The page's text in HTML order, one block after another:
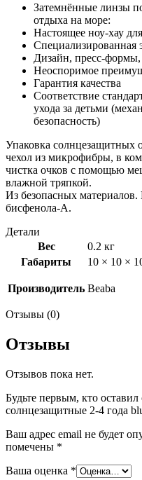
Затемнённые линзы
отдыха на море:
Настоящее ноу-хау
Специализированная
Дизайн, пресс-формы,
Неоспоримое
Гарантия качества
Соответствие
ухода за детьми
безопасность)
Упаковка солнцезащитных
чехол из микрофибры, в
чистка очков с помощью
влажной тряпкой.
Из безопасных
бисфенола-А.
Детали
Вес
0.2 кг
Габариты
10 × 10 ×
Производитель Beaba
Отзывы (0)
Отзывы
Отзывов пока нет.
Будьте первым, кто
солнцезащитные 2-4 года
Ваш адрес email не будет
помечены *
Ваша оценка *